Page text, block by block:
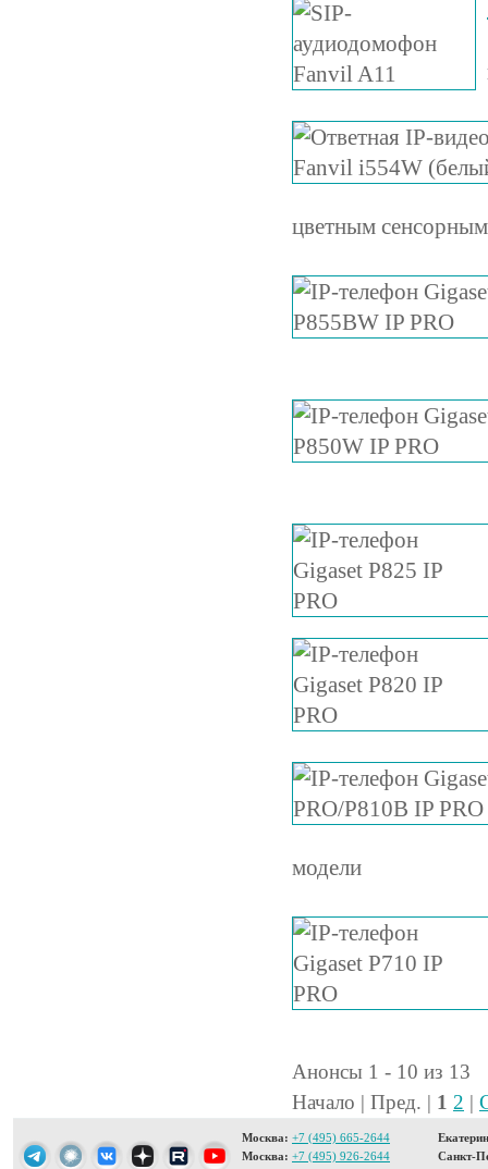
цветным
модели
Анонсы 1 - 10 из 13
Начало | Пред. | 1 2 |
Москва: +7 (495) 665-2644
Москва: +7 (495) 926-2644
Санкт-